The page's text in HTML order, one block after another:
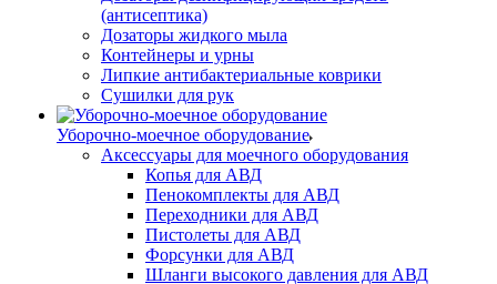
(антисептика)
Дозаторы жидкого мыла
Контейнеры и урны
Липкие антибактериальные коврики
Сушилки для рук
Уборочно-моечное оборудование
Аксессуары для моечного оборудования
Копья для АВД
Пенокомплекты для АВД
Переходники для АВД
Пистолеты для АВД
Форсунки для АВД
Шланги высокого давления для АВД